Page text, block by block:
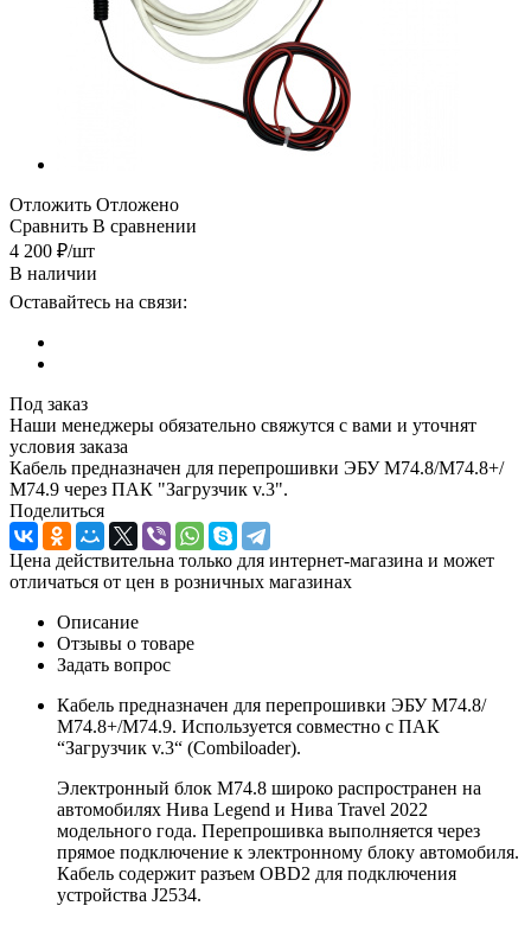
Отложить Отложено
Сравнить В сравнении
4 200 ₽/шт
В наличии
Оставайтесь на связи:
Под заказ
Наши менеджеры обязательно свяжутся с вами и уточнят
условия заказа
Кабель предназначен для перепрошивки ЭБУ М74.8/М74.8+/
М74.9 через ПАК "Загрузчик v.3".
Поделиться
Цена действительна только для интернет-магазина и может
отличаться от цен в розничных магазинах
Описание
Отзывы о товаре
Задать вопрос
Кабель предназначен для перепрошивки ЭБУ М74.8/
М74.8+/М74.9. Используется совместно с ПАК
“Загрузчик v.3“ (Combiloader).
Электронный блок М74.8 широко распространен на
автомобилях Нива Legend и Нива Travel 2022
модельного года. Перепрошивка выполняется через
прямое подключение к электронному блоку автомобиля.
Кабель содержит разъем OBD2 для подключения
устройства J2534.